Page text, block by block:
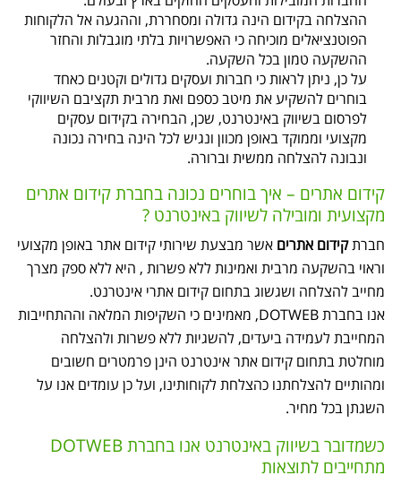
ההצלחה בקידום הינה גדולה ומסחררת, וההגעה אל הלקוחות
הפוטנציאלים מוכיחה כי האפשרויות בלתי מוגבלות והחזר
ההשקעה טמון בכל השקעה.
על כן, ניתן לראות כי חברות ועסקים גדולים וקטנים כאחד
בוחרים להשקיע את מיטב כספם ואת מרבית תקציבם השיווקי
לפרסום בשיווק באינטרנט, שכן, הבחירה בקידום עסקים
מקצועי וממוקד באופן מכוון ונגיש לכל הינה בחירה נכונה
ונבונה להצלחה ממשית וברורה.
קידום אתרים – איך בוחרים נכונה בחברת קידום אתרים
מקצועית ומובילה לשיווק באינטרנט ?
חברתקידום אתרים אשר מבצעת שירותי קידום אתר באופן מקצועי
וראוי בהשקעה מרבית ואמינות ללא פשרות , היא ללא ספק מצרך
מחייב להצלחה ושגשוג בתחום קידום אתרי אינטרנט.
אנו בחברת DOTWEB, מאמינים כי השקיפות המלאה וההתחייבות
המחייבת לעמידה ביעדים, להשגיות ללא פשרות ולהצלחה
מוחלטת בתחום קידום אתר אינטרנט הינן פרמטרים חשובים
ומהותיים להצלחתנו כהצלחת לקוחותינו, ועל כן עומדים אנו על
השגתן בכל מחיר.
כשמדובר בשיווק באינטרנט אנו בחברת DOTWEB
מתחייבים לתוצאות